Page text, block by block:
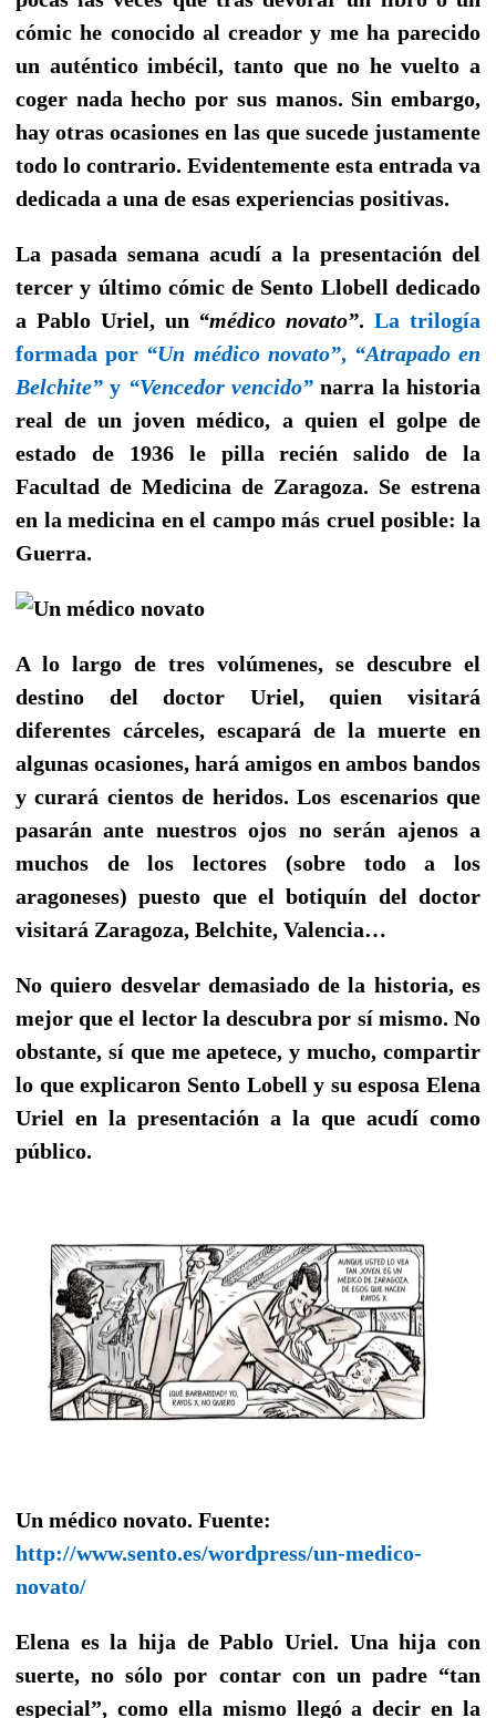
cómic he conocido al creador y me ha parecido
un auténtico imbécil, tanto que no he vuelto a
coger nada hecho por sus manos. Sin embargo,
hay otras ocasiones en las que sucede justamente
todo lo contrario. Evidentemente esta entrada va
dedicada a una de esas experiencias positivas.
La pasada semana acudí a la presentación del
tercer y último cómic de Sento Llobell dedicado
a Pablo Uriel, un “médico novato”.La trilogía
formada por “Un médico novato”, “Atrapado en
Belchite” y “Vencedor vencido”narra la historia
real de un joven médico, a quien el golpe de
estado de 1936 le pilla recién salido de la
Facultad de Medicina de Zaragoza. Se estrena
en la medicina en el campo más cruel posible: la
Guerra.
A lo largo de tres volúmenes, se descubre el
destino del doctor Uriel, quien visitará
diferentes cárceles, escapará de la muerte en
algunas ocasiones, hará amigos en ambos bandos
y curará cientos de heridos. Los escenarios que
pasarán ante nuestros ojos no serán ajenos a
muchos de los lectores (sobre todo a los
aragoneses) puesto que el botiquín del doctor
visitará Zaragoza, Belchite, Valencia…
No quiero desvelar demasiado de la historia, es
mejor que el lector la descubra por sí mismo. No
obstante, sí que me apetece, y mucho, compartir
lo que explicaron Sento Lobell y su esposa Elena
Uriel en la presentación a la que acudí como
público.
Un médico novato. Fuente:
http://www.sento.es/wordpress/un-medico-
novato/
Elena es la hija de Pablo Uriel. Una hija con
suerte, no sólo por contar con un padre “tan
especial”, como ella mismo llegó a decir en la